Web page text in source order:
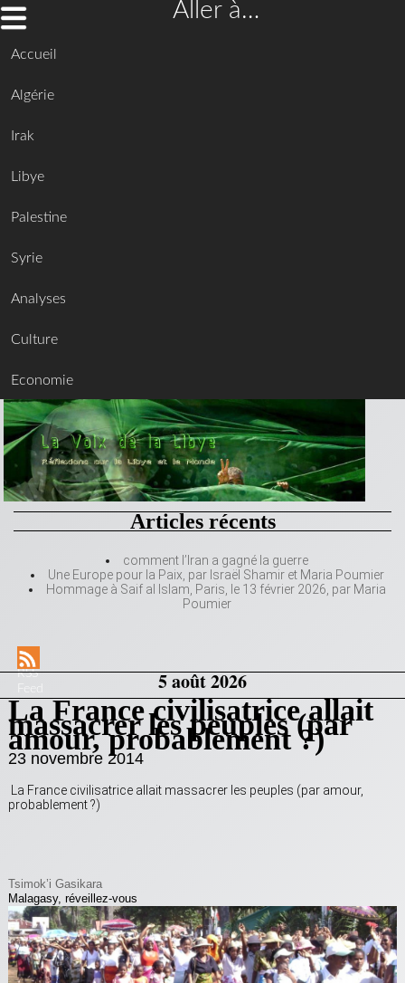
Aller à…
Accueil
Algérie
Irak
Libye
Palestine
Syrie
Analyses
Culture
Economie
Articles récents
comment l’Iran a gagné la guerre
Une Europe pour la Paix, par Israël Shamir et Maria Poumier
Hommage à Saif al Islam, Paris, le 13 février 2026, par Maria
Poumier
RSS
5 août 2026
La France civilisatrice allait
massacrer les peuples (par
amour, probablement ?)
23 novembre 2014
La France civilisatrice allait massacrer les peuples (par amour,
probablement ?)
Tsimok’i Gasikara
Malagasy, réveillez-vous